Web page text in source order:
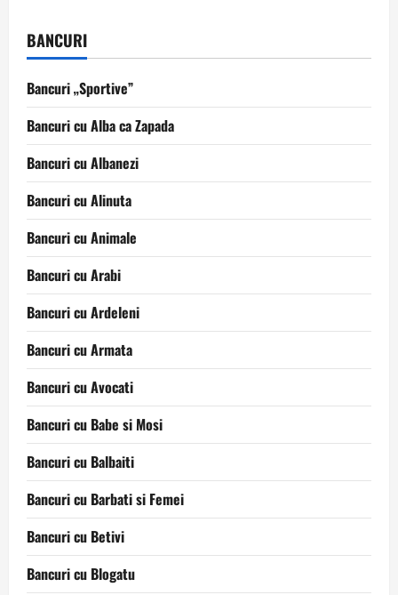
BANCURI
Bancuri „Sportive”
Bancuri cu Alba ca Zapada
Bancuri cu Albanezi
Bancuri cu Alinuta
Bancuri cu Animale
Bancuri cu Arabi
Bancuri cu Ardeleni
Bancuri cu Armata
Bancuri cu Avocati
Bancuri cu Babe si Mosi
Bancuri cu Balbaiti
Bancuri cu Barbati si Femei
Bancuri cu Betivi
Bancuri cu Blogatu